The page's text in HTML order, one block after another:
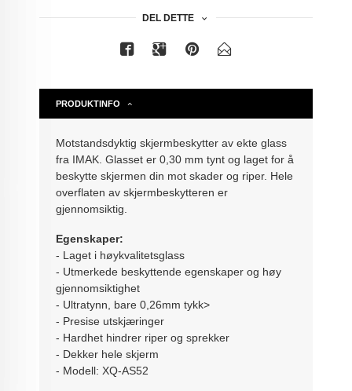
DEL DETTE
PRODUKTINFO
Motstandsdyktig skjermbeskytter av ekte glass
fra IMAK. Glasset er 0,30 mm tynt og laget for å
beskytte skjermen din mot skader og riper. Hele
overflaten av skjermbeskytteren er
gjennomsiktig.
Egenskaper:
- Laget i høykvalitetsglass
- Utmerkede beskyttende egenskaper og høy
gjennomsiktighet
- Ultratynn, bare 0,26mm tykk>
- Presise utskjæringer
- Hardhet hindrer riper og sprekker
- Dekker hele skjerm
- Modell: XQ-AS52